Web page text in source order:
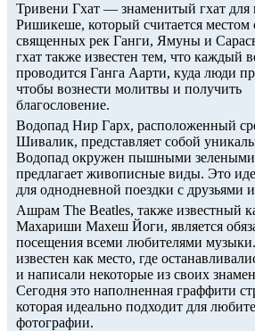
Тривени Гхат — знаменитый гхат для
Ришикеше, который считается местом
священных рек Ганги, Ямуны и
гхат также известен тем, что каждый
проводится Ганга Аарти, куда люди
чтобы вознести молитвы и получить
благословение.
Водопад Нир Гарх, расположенный
Шивалик, представляет собой
Водопад окружен пышными зелеными
предлагает живописные виды. Это
для однодневной поездки с друзьями
Ашрам The Beatles, также известный
Махариши Махеш Йоги, является
посещения всеми любителями
известен как место, где
и написали некоторые из своих
Сегодня это наполненная граффити
которая идеально подходит для
фотографии.